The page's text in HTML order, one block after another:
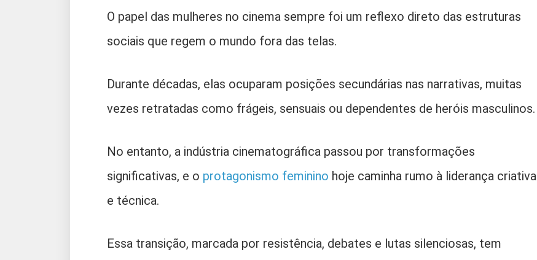
O papel das mulheres no cinema sempre foi um reflexo direto das estruturas
sociais que regem o mundo fora das telas.
Durante décadas, elas ocuparam posições secundárias nas narrativas, muitas
vezes retratadas como frágeis, sensuais ou dependentes de heróis masculinos.
No entanto, a indústria cinematográfica passou por transformações
significativas, e o protagonismo feminino hoje caminha rumo à liderança criativa
e técnica.
Essa transição, marcada por resistência, debates e lutas silenciosas, tem